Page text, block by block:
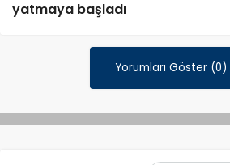
yatmaya başladı
Yorumları Göster (0)